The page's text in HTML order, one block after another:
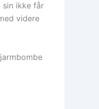
sin ikke får
videre